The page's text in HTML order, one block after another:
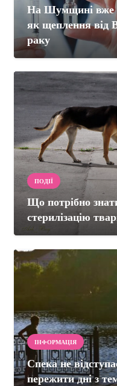
На Шумщині вже
як щеплення від
раку
ПОДІЇ
Що потрібно
стерилізацію
ІНФОРМАЦІЯ
Спека не
пережити дні з